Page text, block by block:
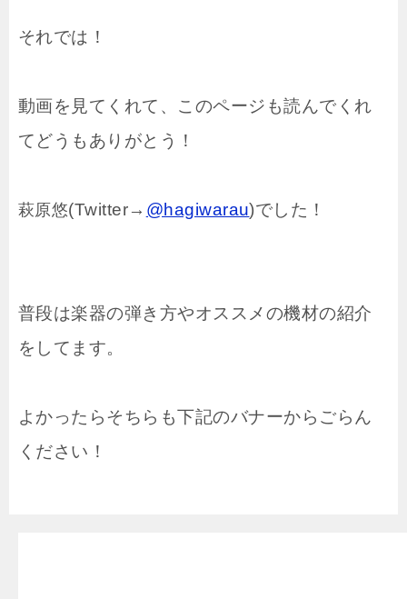
それでは！
動画を見てくれて、このページも読んでくれ
てどうもありがとう！
萩原悠(Twitter→ @hagiwarau)でした！
普段は楽器の弾き方やオススメの機材の紹介
をしてます。
よかったらそちらも下記のバナーからごらん
ください！